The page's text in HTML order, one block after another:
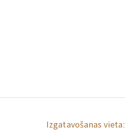
Izgatavošanas vieta: